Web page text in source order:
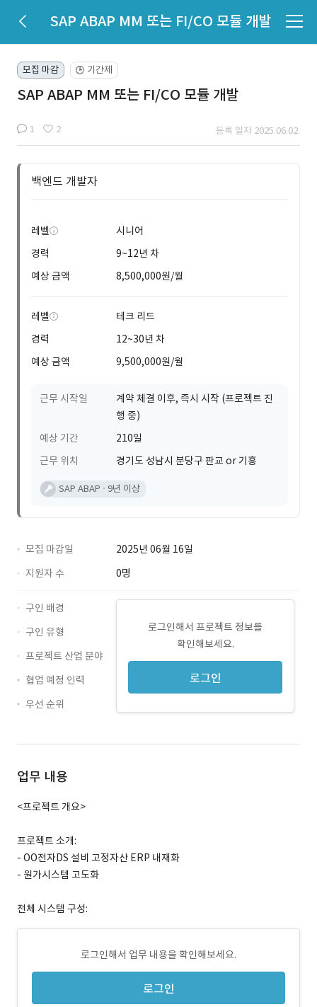
SAP ABAP MM 또는 FI/CO 모듈 개발
모집 마감 🕒 기간제
SAP ABAP MM 또는 FI/CO 모듈 개발
1 2 등록 일자 2025.06.02.
백엔드 개발자
레벨
시니어
경력
9~12년 차
예상 금액
8,500,000원/월
레벨
테크 리드
경력
12~30년 차
예상 금액
9,500,000원/월
근무 시작일
계약 체결 이후, 즉시 시작 (프로젝트 진
행 중)
예상 기간
210일
근무 위치
경기도 성남시 분당구 판교 or 기흥
SAP ABAP 9년 이상
모집 마감일
2025년 06월 16일
지원자 수
0명
로그인해서 프로젝트 정보를
확인해보세요.
로그인
구인 배경
구인 유형
프로젝트 산업 분야
협업 예정 인력
우선 순위
업무 내용
<프로젝트 개요>
프로젝트 소개:
- OO전자DS 설비 고정자산 ERP 내재화
- 원가시스템 고도화
전체 시스템 구성:
로그인해서 업무 내용을 확인해보세요.
로그인